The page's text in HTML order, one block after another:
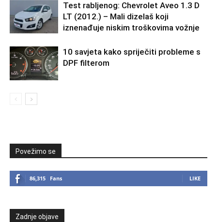
Test rabljenog: Chevrolet Aveo 1.3 D
LT (2012.) – Mali dizelaš koji
iznenađuje niskim troškovima vožnje
10 savjeta kako spriječiti probleme s
DPF filterom
Povežimo se
86,315 Fans LIKE
Zadnje objave